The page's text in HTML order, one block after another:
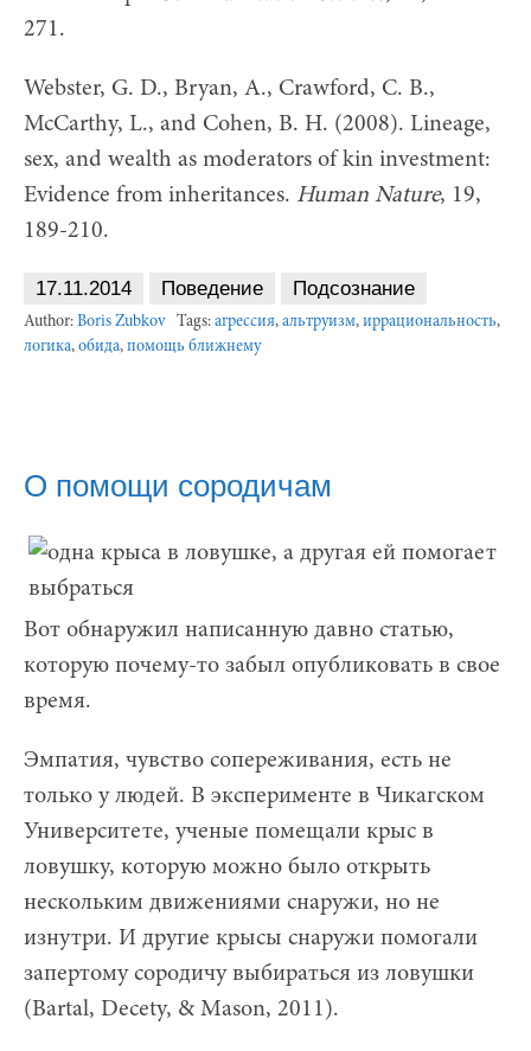
271.
Webster, G. D., Bryan, A., Crawford, C. B.,
McCarthy, L., and Cohen, B. H. (2008). Lineage,
sex, and wealth as moderators of kin investment:
Evidence from inheritances. Human Nature, 19,
189-210.
17.11.2014 Поведение Подсознание
Author: Boris Zubkov Tags: агрессия, альтруизм, иррациональность,
логика, обида, помощь ближнему
О помощи сородичам
Вот обнаружил написанную давно статью,
которую почему-то забыл опубликовать в свое
время.
Эмпатия, чувство сопереживания, есть не
только у людей. В эксперименте в Чикагском
Университете, ученые помещали крыс в
ловушку, которую можно было открыть
нескольким движениями снаружи, но не
изнутри. И другие крысы снаружи помогали
запертому сородичу выбираться из ловушки
(Bartal, Decety, & Mason, 2011).